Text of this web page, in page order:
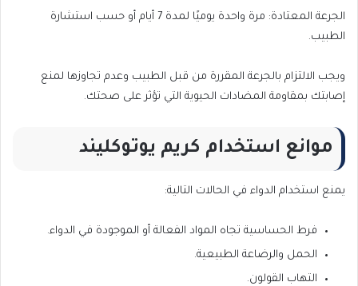
الجرعة المعتادة: مرة واحدة يوميًا لمدة 7 أيام أو حسب استشارة
الطبيب.
ويجب الالتزام بالجرعة المقررة من قبل الطبيب وعدم تجاوزها لمنع
إصابتك بمقاومة المضادات الحيوية التي تؤثر على صحتك.
موانع استخدام كريم يوتوكليند
يمنع استخدام الدواء في الحالات التالية:
فرط الحساسية تجاه المواد الفعالة أو الموجودة في الدواء.
الحمل والرضاعة الطبيعية.
التهاب القولون.